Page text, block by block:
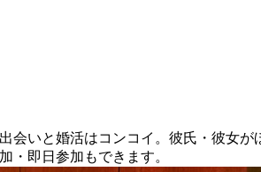
会いと婚活はコンコイ。彼氏・彼女
・即日参加もできます。